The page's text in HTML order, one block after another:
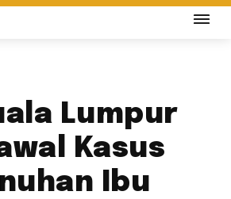
Lumpur
Kasus
Ibu